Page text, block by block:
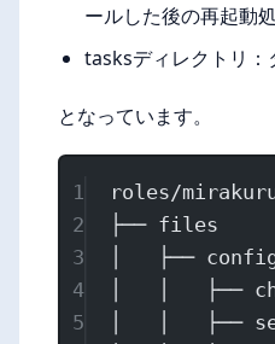
ールした後の再起動
tasksディレクトリ：
となっています。
1
roles/
2
├── files
3
│   ├──
4
│   │   ├──
5
│   │   ├──